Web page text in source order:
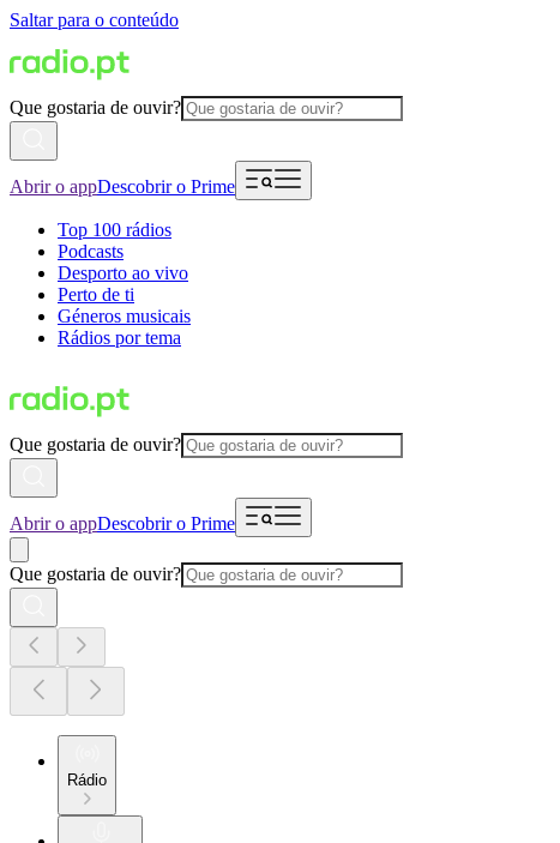
Saltar para o conteúdo
Que gostaria de ouvir?
Abrir o appDescobrir o Prime
Top 100 rádios
Podcasts
Desporto ao vivo
Perto de ti
Géneros musicais
Rádios por tema
Que gostaria de ouvir?
Abrir o appDescobrir o Prime
Que gostaria de ouvir?
Rádio